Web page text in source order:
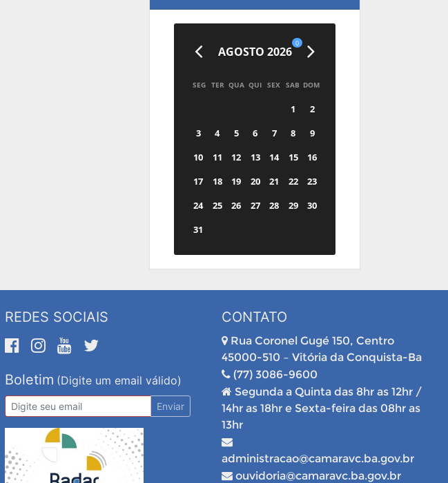
AGOSTO 2026
0
SEG TER QUA QUI SEX SAB DOM
1
2
3
4 5 6 7 8
9
10
11 12 13 14 15
16
17
18 19 20 21 22
23
24
25 26 27 28 29
30
31
REDES SOCIAIS
Boletim (Digite um email válido)
Enviar
CONTATO
Rua Coronel Gugé 150, Centro
45000-510 – Vitória da Conquista-Ba
(77) 3086-9600
Segunda a Quinta das 8hr as 12hr /
14hr as 18hr e Sexta-feira das 08hr as
13hr
administracao@camaravc.ba.gov.br
ouvidoria@camaravc.ba.gov.br